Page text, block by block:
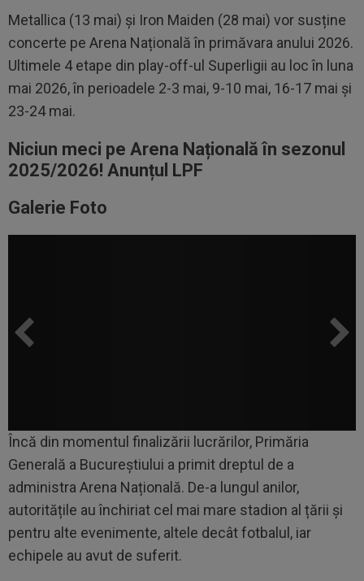
Metallica (13 mai) și Iron Maiden (28 mai) vor susține
concerte pe Arena Națională în primăvara anului 2026.
Ultimele 4 etape din play-off-ul Superligii au loc în luna
mai 2026, în perioadele 2-3 mai, 9-10 mai, 16-17 mai și
23-24 mai.
Niciun meci pe Arena Națională în sezonul
2025/2026! Anunțul LPF
Galerie Foto
Încă din momentul finalizării lucrărilor, Primăria
Generală a Bucureștiului a primit dreptul de a
administra Arena Națională. De-a lungul anilor,
autoritățile au închiriat cel mai mare stadion al țării și
pentru alte evenimente, altele decât fotbalul, iar
echipele au avut de suferit.